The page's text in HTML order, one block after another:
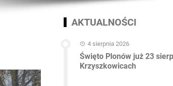
AKTUALNOŚCI
4 sierpnia 2026
Święto Plonów już 23
Krzyszkowicach